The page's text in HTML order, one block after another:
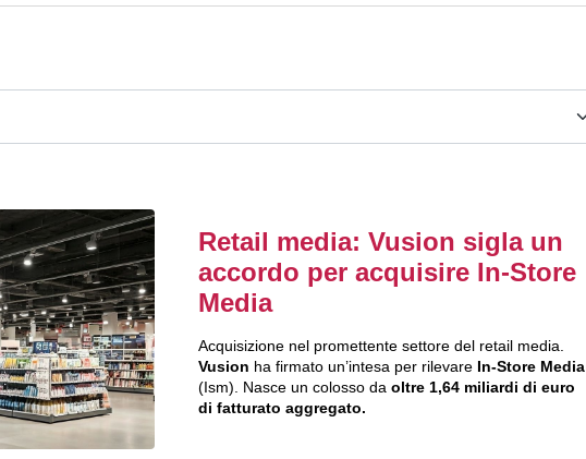
Retail media: Vusion sigla un
accordo per acquisire In-Store
Media
Acquisizione nel promettente settore del retail media.
Vusion ha firmato un’intesa per rilevare In-Store Media
(Ism). Nasce un colosso daoltre 1,64 miliardi di euro
di fatturato aggregato.